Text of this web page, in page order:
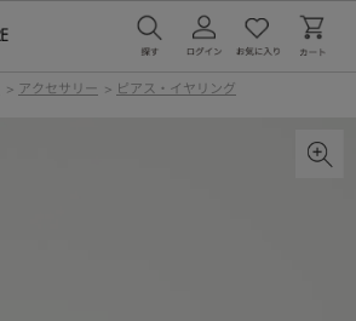
> アクセサリー > ピアス・イヤリング